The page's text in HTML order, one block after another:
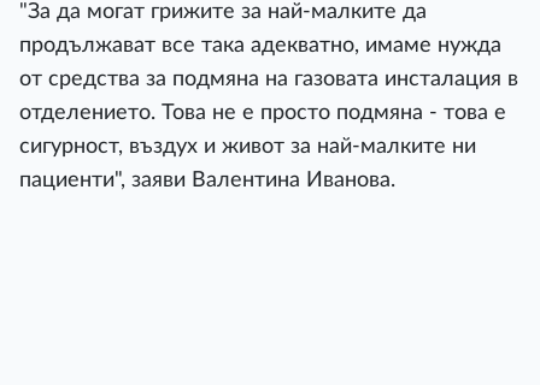
"За да могат грижите за най-малките да
продължават все така адекватно, имаме нужда
от средства за подмяна на газовата инсталация в
отделението. Това не е просто подмяна - това е
сигурност, въздух и живот за най-малките ни
пациенти", заяви Валентина Иванова.